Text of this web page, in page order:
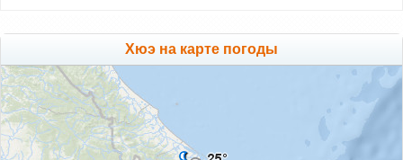
Хюэ на карте погоды